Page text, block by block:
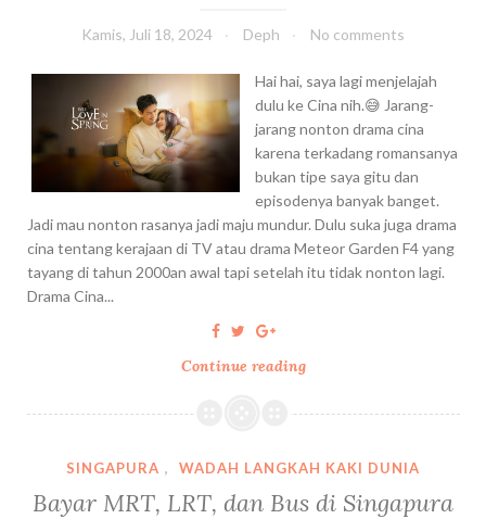
M
k
a
n
H
a
l
a
l
d
l
n
a
a
g
p
u
r
a
:
P
e
n
g
m
n
e
u
s
e
r
i
M
e
n
g
h
i
L
v
S
n
Kamis, Juli 18, 2024 Deph No comments
Hai hai, saya lagi menjelajah
dulu ke Cina nih.😅 Jarang-
jarang nonton drama cina
karena terkadang romansanya
bukan tipe saya gitu dan
episodenya banyak banget.
Jadi mau nonton rasanya jadi maju mundur. Dulu suka juga drama
cina tentang kerajaan di TV atau drama Meteor Garden F4 yang
tayang di tahun 2000an awal tapi setelah itu tidak nonton lagi.
Drama Cina...
Continue readingC
n
a
e
SINGAPURA , WADAH LANGKAH KAKI DUNIA
Bayar MRT, LRT, dan Bus di Singapura